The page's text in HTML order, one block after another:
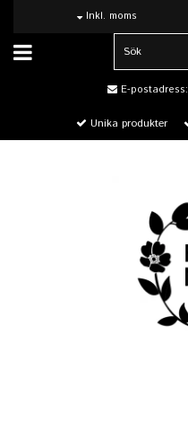
Inkl. moms
E-postadress:
Unika produkter